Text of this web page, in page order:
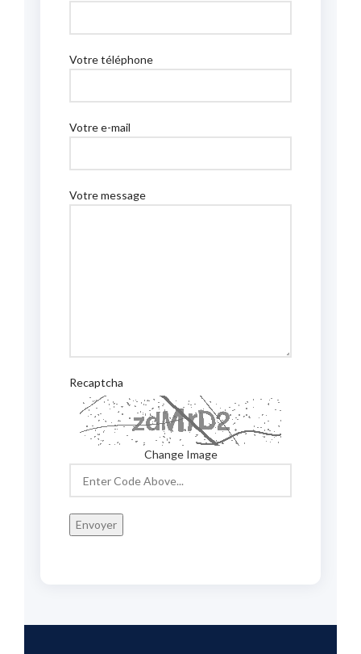
Votre téléphone
Votre e-mail
Votre message
Recaptcha
Change Image